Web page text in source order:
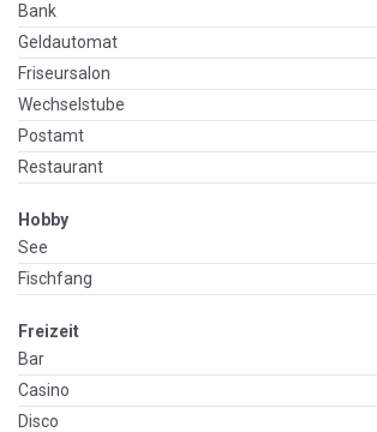
Bank
Geldautomat
Friseursalon
Wechselstube
Postamt
Restaurant
Hobby
See
Fischfang
Freizeit
Bar
Casino
Disco